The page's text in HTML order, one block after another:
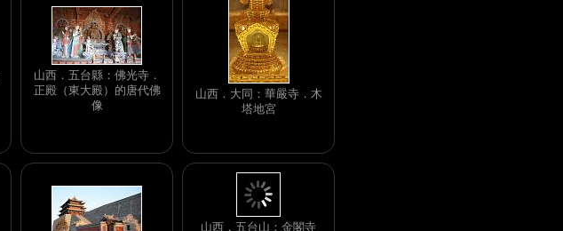
山西．五台縣：佛光寺．
正殿（東大殿）的唐代佛
像
山西．大同：華嚴寺．木
塔地宮